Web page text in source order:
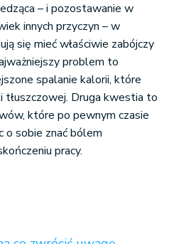
– i pozostawanie w
innych przyczyn – w
się mieć właściwie zabójczy
problem to
spalanie kalorii, które
tłuszczowej. Druga kwestia to
które po pewnym czasie
o sobie znać bólem
pracy.